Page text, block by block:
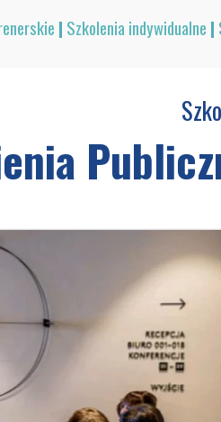
| Szkolenia indywidualne |